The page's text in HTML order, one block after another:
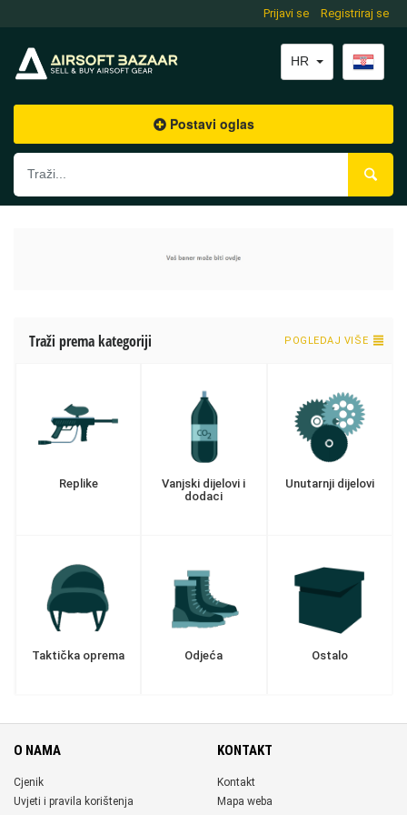
Prijavi se Registriraj se
HR
Postavi oglas
Traži prema kategoriji POGLEDAJ VIŠE
Replike
Vanjski dijelovi i
dodaci
Unutarnji dijelovi
Taktička oprema Odjeća Ostalo
O NAMA
Cjenik
Uvjeti i pravila korištenja
KONTAKT
Kontakt
Mapa weba